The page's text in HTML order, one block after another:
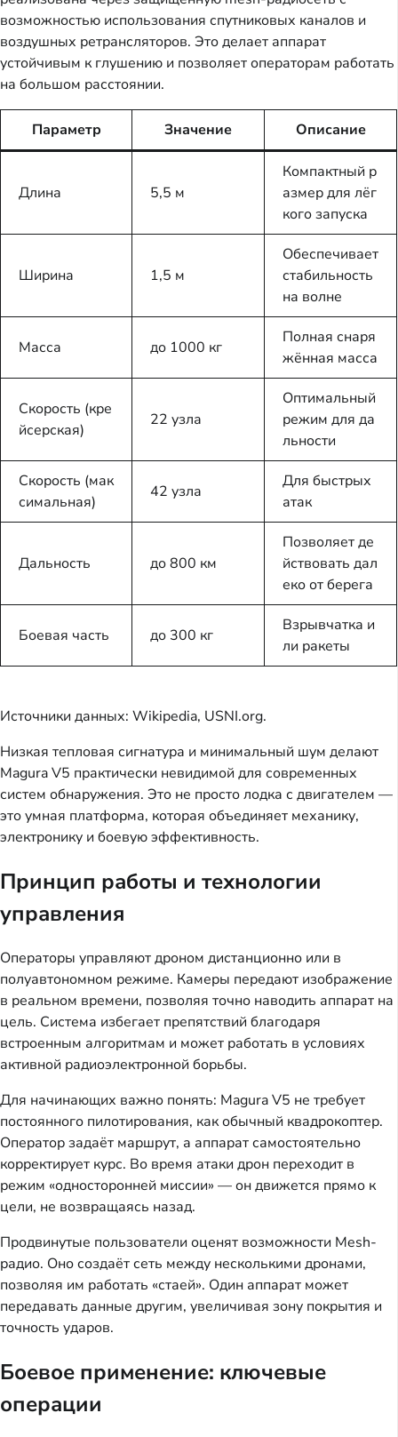
возможностью использования спутниковых каналов и
воздушных ретрансляторов. Это делает аппарат
устойчивым к глушению и позволяет операторам работать
на большом расстоянии.
Параметр Значение Описание
Длина 5,5 м
Компактный р
азмер для лёг
кого запуска
Ширина 1,5 м
Обеспечивает
стабильность
на волне
Масса до 1000 кг
Полная снаря
жённая масса
Скорость (кре
йсерская)
22 узла
Оптимальный
режим для да
льности
Скорость (мак
симальная)
42 узла
Для быстрых
атак
Дальность до 800 км
Позволяет де
йствовать дал
еко от берега
Боевая часть до 300 кг
Взрывчатка и
ли ракеты
Источники данных: Wikipedia, USNI.org.
Низкая тепловая сигнатура и минимальный шум делают
Magura V5 практически невидимой для современных
систем обнаружения. Это не просто лодка с двигателем —
это умная платформа, которая объединяет механику,
электронику и боевую эффективность.
Принцип работы и технологии
управления
Операторы управляют дроном дистанционно или в
полуавтономном режиме. Камеры передают изображение
в реальном времени, позволяя точно наводить аппарат на
цель. Система избегает препятствий благодаря
встроенным алгоритмам и может работать в условиях
активной радиоэлектронной борьбы.
Для начинающих важно понять: Magura V5 не требует
постоянного пилотирования, как обычный квадрокоптер.
Оператор задаёт маршрут, а аппарат самостоятельно
корректирует курс. Во время атаки дрон переходит в
режим «односторонней миссии» — он движется прямо к
цели, не возвращаясь назад.
Продвинутые пользователи оценят возможности Mesh-
радио. Оно создаёт сеть между несколькими дронами,
позволяя им работать «стаей». Один аппарат может
передавать данные другим, увеличивая зону покрытия и
точность ударов.
Боевое применение: ключевые
операции